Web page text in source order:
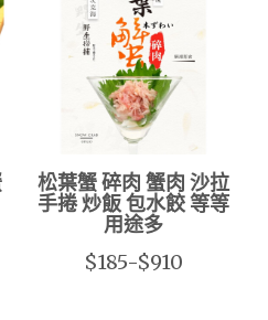
松葉蟹 碎肉 蟹肉 沙拉
手捲 炒飯 包水餃 等等
用途多
$185-$910